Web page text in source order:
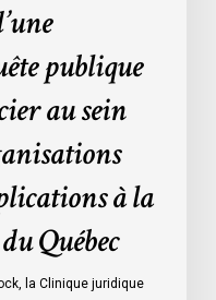
publique
au sein
à la
Québec
la Clinique juridique